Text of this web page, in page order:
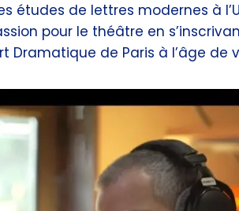
études de lettres modernes à
pour le théâtre en
Dramatique de Paris à l’âge de